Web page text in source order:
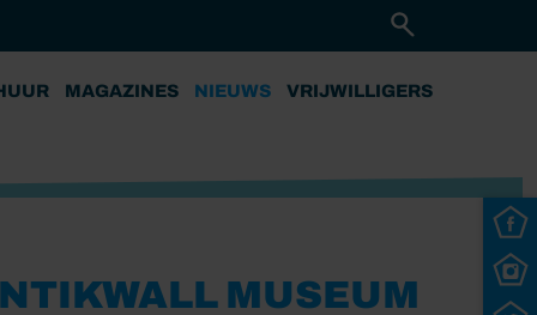
MAGAZINES NIEUWS VRIJWILLIGERS
MUSEUM